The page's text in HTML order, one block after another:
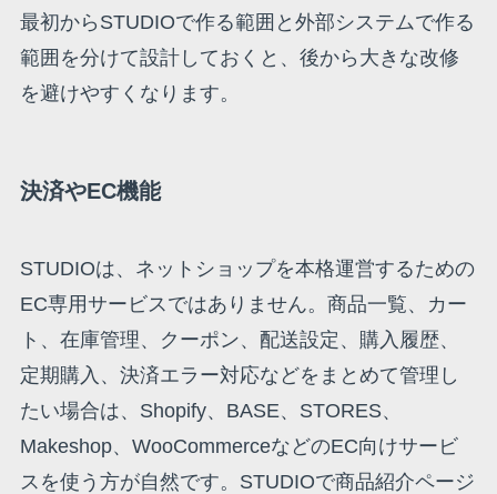
最初からSTUDIOで作る範囲と外部システムで作る
範囲を分けて設計しておくと、後から大きな改修
を避けやすくなります。
決済やEC機能
STUDIOは、ネットショップを本格運営するための
EC専用サービスではありません。商品一覧、カー
ト、在庫管理、クーポン、配送設定、購入履歴、
定期購入、決済エラー対応などをまとめて管理し
たい場合は、Shopify、BASE、STORES、
Makeshop、WooCommerceなどのEC向けサービ
スを使う方が自然です。STUDIOで商品紹介ページ